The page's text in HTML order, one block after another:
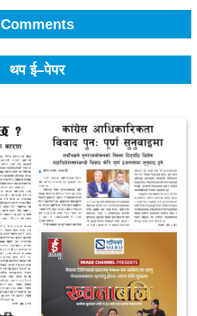
Comments
थप ई–पेपर